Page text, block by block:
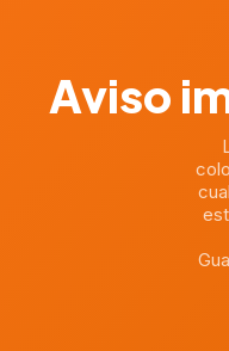
Aviso